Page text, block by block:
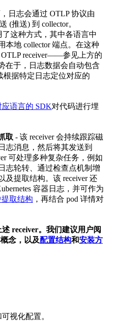
日志会通过 OTLP 协议由
(推送) 到 collector。
了这种方式，其中各语言中
本地 collector 端点。在这种
receiver——参见上方的
在于，日志数据会自动包含
根据特定日志定位对应的
应语言的 SDK对代码进行埋
取 - 该 receiver 会持续跟踪磁
志消息，然后将其发送到
可处理多种复杂任务，例如
志轮转、通过检查点机制增
及提取结构。该 receiver 还
容器日志，并可作为
提取结构 ，再结合 pod 详情对
receiver。我们建议用户阅
念，以及配置结构和安装方
视化配置。